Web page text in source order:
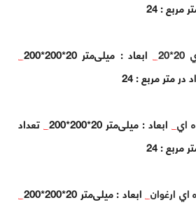
مربع : 24
_ابعاد : میلی‌متر 20*200*200
_
در متر مربع : 24
_ابعاد : میلی‌متر 20*200*200 _تعداد
مربع : 24
_ابعاد : میلی‌متر 20*200*200
_